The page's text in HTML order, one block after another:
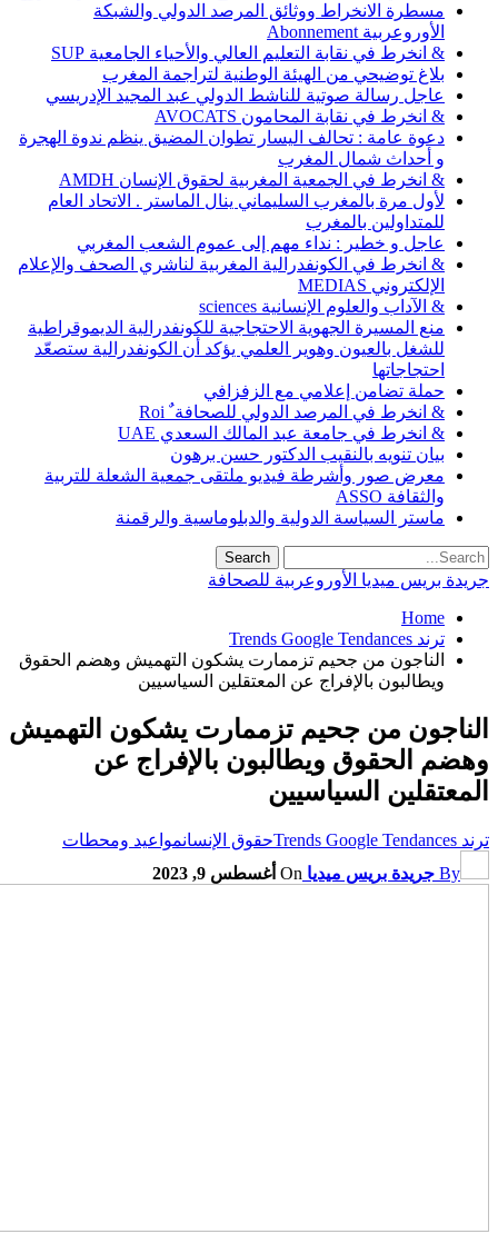
مسطرة الانخراط ووثائق المرصد الدولي والشبكة
الأوروعربية Abonnement
& انخرط في نقابة التعليم العالي والأحياء الجامعية SUP
بلاغ توضيحي من الهيئة الوطنية لتراجمة المغرب
عاجل رسالة صوتية للناشط الدولي عبد المجيد الإدريسي
& انخرط في نقابة المحامون AVOCATS
دعوة عامة : تحالف اليسار تطوان المضيق ينظم ندوة الهجرة
و أحداث شمال المغرب
& انخرط في الجمعية المغربية لحقوق الإنسان AMDH
لأول مرة بالمغرب السليماني ينال الماستر . الاتحاد العام
للمتداولين بالمغرب
عاجل و خطير : نداء مهم إلى عموم الشعب المغربي
& انخرط في الكونفدرالية المغربية لناشري الصحف والإعلام
الإلكتروني MEDIAS
& الآداب والعلوم الإنسانية sciences
منع المسيرة الجهوية الاحتجاجية للكونفدرالية الديموقراطية
للشغل بالعيون وهوير العلمي يؤكد أن الكونفدرالية ستصعّد
احتجاجاتها
حملة تضامن إعلامي مع الزفزافي
& انخرط في المرصد الدولي للصحافة ٌ Roi
& انخرط في جامعة عبد المالك السعدي UAE
بيان تنويه بالنقيب الدكتور حسن برهون
معرض صور وأشرطة فيديو ملتقى جمعية الشعلة للتربية
والثقافة ASSO
ماستر السياسة الدولية والدبلوماسية والرقمنة
بريس ميديا الأوروعربية للصحافة
Home
ترند Trends Google Tendances
الناجون من جحيم تزممارت يشكون التهميش وهضم الحقوق
ويطالبون بالإفراج عن المعتقلين السياسيين
من جحيم تزممارت يشكون التهميش
الحقوق ويطالبون بالإفراج عن
السياسيين
حقوق الإنسانمواعيد ومحطات
جريدة بريس ميديا On أغسطس 9, 2023